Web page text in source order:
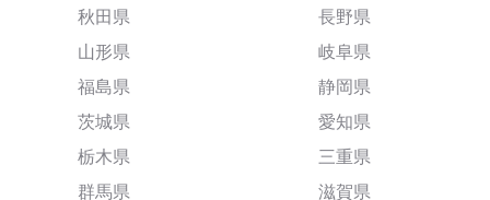
秋田県
山形県
福島県
茨城県
栃木県
群馬県
長野県
岐阜県
静岡県
愛知県
三重県
滋賀県